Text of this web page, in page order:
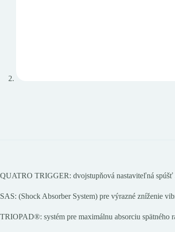
QUATRO TRIGGER: dvojstupňová nastaviteľná spúšť
SAS: (Shock Absorber System) pre výrazné zníženie
TRIOPAD®: systém pre maximálnu absorciu spätného